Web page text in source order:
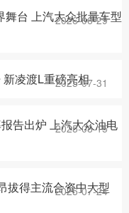
舞台 上汽大众批量车型
2026-06-29
新凌渡L重磅亮相
2025-07-31
告出炉 上汽大众油电
2025-08-15
拔得主流合资中大型
2025-07-24